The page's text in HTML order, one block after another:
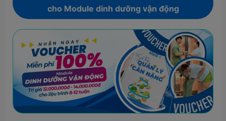
cho Module dinh dưỡng vận động